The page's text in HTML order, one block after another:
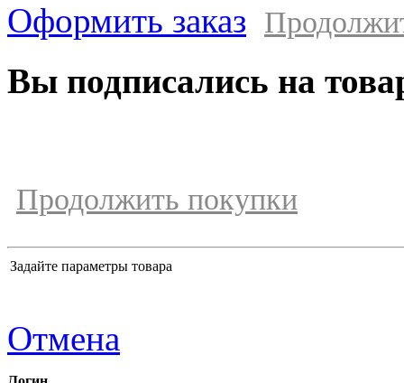
Оформить заказ
Вы подписались на
Продолжить покупки
Задайте параметры товара
Отмена